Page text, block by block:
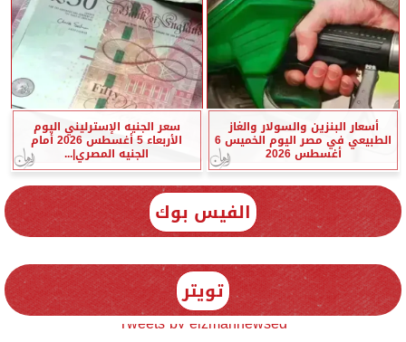
أسعار البنزين والسولار والغاز
الطبيعي في مصر اليوم الخميس 6
أغسطس 2026
سعر الجنيه الإسترليني اليوم
الأربعاء 5 أغسطس 2026 أمام
الجنيه المصري|...
الفيس بوك
تويتر
Tweets by elzmannewseg